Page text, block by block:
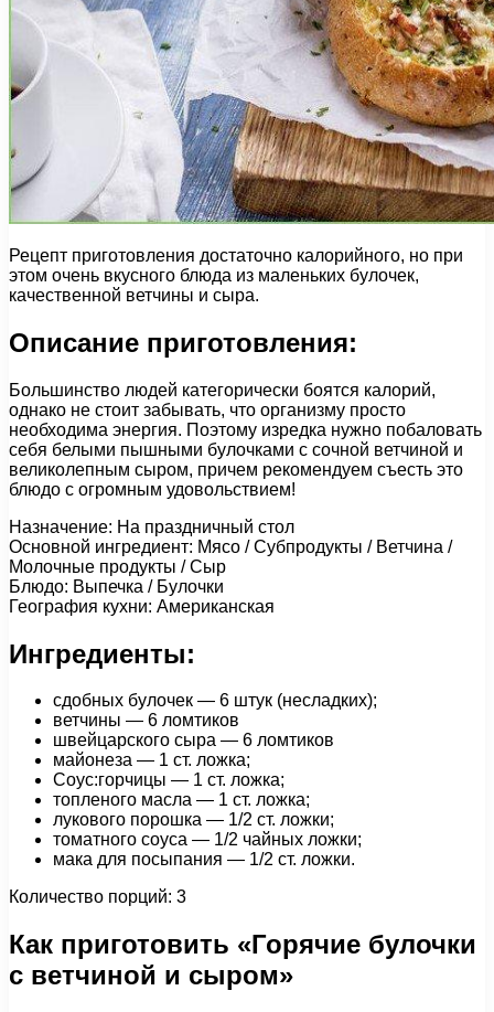
Рецепт приготовления достаточно калорийного, но при
этом очень вкусного блюда из маленьких булочек,
качественной ветчины и сыра.
Описание приготовления:
Большинство людей категорически боятся калорий,
однако не стоит забывать, что организму просто
необходима энергия. Поэтому изредка нужно побаловать
себя белыми пышными булочками с сочной ветчиной и
великолепным сыром, причем рекомендуем съесть это
блюдо с огромным удовольствием!
Назначение: На праздничный стол
Основной ингредиент: Мясо / Субпродукты / Ветчина /
Молочные продукты / Сыр
Блюдо: Выпечка / Булочки
География кухни: Американская
Ингредиенты:
сдобных булочек — 6 штук (несладких);
ветчины — 6 ломтиков
швейцарского сыра — 6 ломтиков
майонеза — 1 ст. ложка;
Соус:горчицы — 1 ст. ложка;
топленого масла — 1 ст. ложка;
лукового порошка — 1/2 ст. ложки;
томатного соуса — 1/2 чайных ложки;
мака для посыпания — 1/2 ст. ложки.
Количество порций: 3
Как приготовить «Горячие булочки
с ветчиной и сыром»